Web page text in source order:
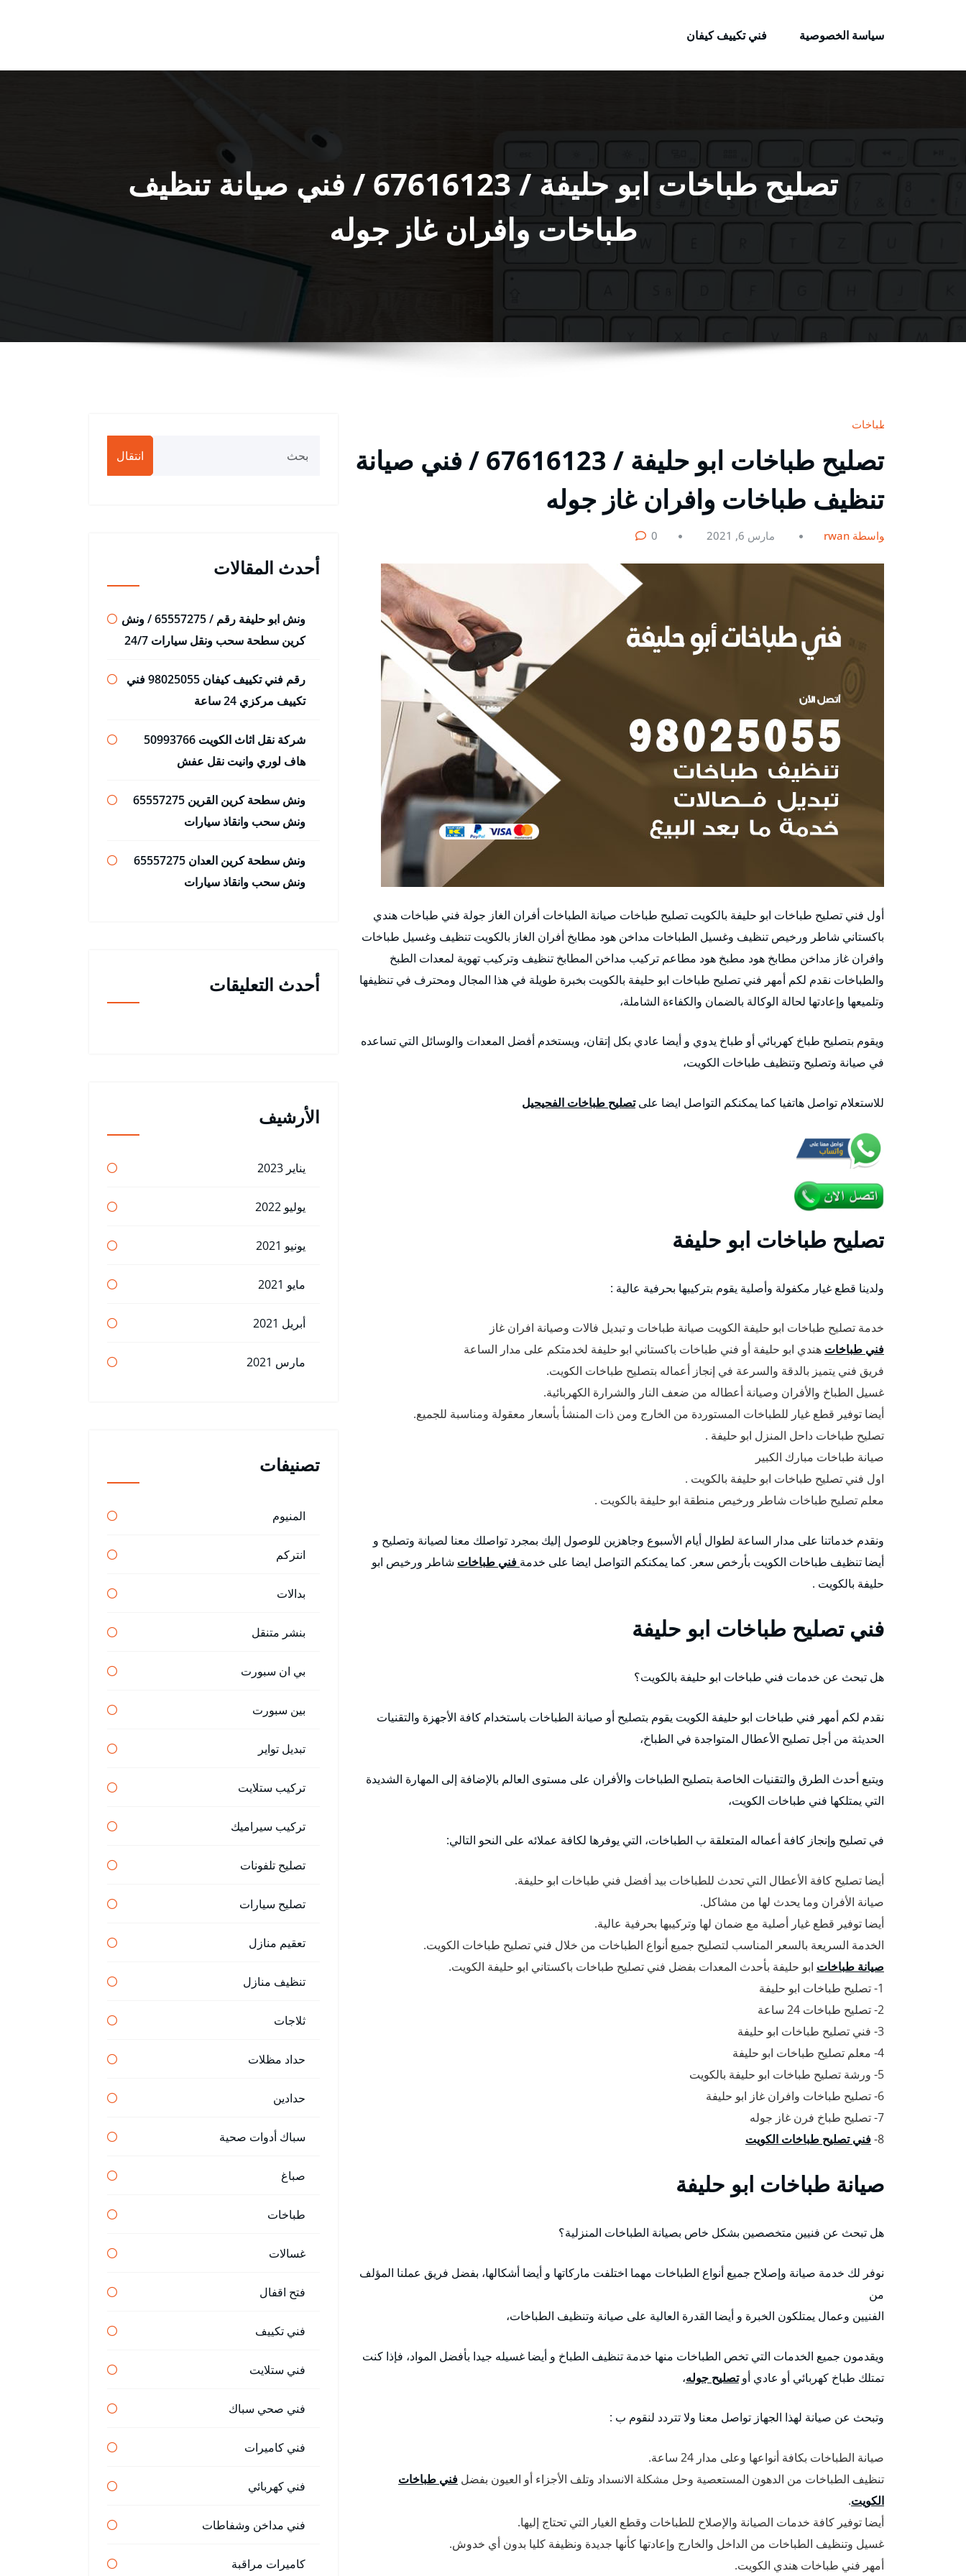
سياسة الخصوصية
فني تكييف كيفان
تصليح طباخات ابو حليفة / 67616123 / فني صيانة تنظيف
طباخات وافران غاز جوله
طباخات
تصليح طباخات ابو حليفة / 67616123 / فني صيانة
تنظيف طباخات وافران غاز جوله
بواسطة rwan مارس 6, 2021 0
أول فني تصليح طباخات ابو حليفة بالكويت تصليح طباخات صيانة الطباخات أفران الغاز جولة فني طباخات هندي
باكستاني شاطر ورخيص تنظيف وغسيل الطباخات مداخن هود مطابخ أفران الغاز بالكويت تنظيف وغسيل طباخات
وافران غاز مداخن مطابخ هود مطبخ هود مطاعم تركيب مداخن المطابخ تنظيف وتركيب تهوية لمعدات الطبخ
والطباخات نقدم لكم أمهر فني تصليح طباخات ابو حليفة بالكويت بخبرة طويلة في هذا المجال ومحترف في تنظيفها
وتلميعها وإعادتها لحالة الوكالة بالضمان والكفاءة الشاملة،
ويقوم بتصليح طباخ كهربائي أو طباخ يدوي و أيضا عادي بكل إتقان، ويستخدم أفضل المعدات والوسائل التي تساعده
في صيانة وتصليح وتنظيف طباخات الكويت،
للاستعلام تواصل هاتفيا كما يمكنكم التواصل ايضا علىتصليح طباخات الفحيحيل
تصليح طباخات ابو حليفة
ولدينا قطع غيار مكفولة وأصلية يقوم بتركيبها بحرفية عالية :
خدمة تصليح طباخات ابو حليفة الكويت صيانة طباخات و تبديل فالات وصيانة افران غاز
فني طباخات هندي ابو حليفة أو فني طباخات باكستاني ابو حليفة لخدمتكم على مدار الساعة
فريق فني يتميز بالدقة والسرعة في إنجاز أعماله بتصليح طباخات الكويت.
غسيل الطباخ والأفران وصيانة أعطاله من ضعف النار والشرارة الكهربائية.
أيضا توفير قطع غيار للطباخات المستوردة من الخارج ومن ذات المنشأ بأسعار معقولة ومناسبة للجميع.
تصليح طباخات داحل المنزل ابو حليفة .
صيانة طباخات مبارك الكبير
اول فني تصليح طباخات ابو حليفة بالكويت .
معلم تصليح طباخات شاطر ورخيص منطقة ابو حليفة بالكويت .
ونقدم خدماتنا على مدار الساعة لطوال أيام الأسبوع وجاهزين للوصول إليك بمجرد تواصلك معنا لصيانة وتصليح و
أيضا تنظيف طباخات الكويت بأرخص سعر. كما يمكنكم التواصل ايضا على خدمة فني طباخات شاطر ورخيص ابو
حليفة بالكويت .
فني تصليح طباخات ابو حليفة
هل تبحث عن خدمات فني طباخات ابو حليفة بالكويت؟
نقدم لكم أمهر فني طباخات ابو حليفة الكويت يقوم بتصليح أو صيانة الطباخات باستخدام كافة الأجهزة والتقنيات
الحديثة من أجل تصليح الأعطال المتواجدة في الطباخ،
ويتبع أحدث الطرق والتقنيات الخاصة بتصليح الطباخات والأفران على مستوى العالم بالإضافة إلى المهارة الشديدة
التي يمتلكها فني طباخات الكويت،
في تصليح وإنجاز كافة أعماله المتعلقة ب الطباخات، التي يوفرها لكافة عملائه على النحو التالي:
أيضا تصليح كافة الأعطال التي تحدث للطباخات بيد أفضل فني طباخات ابو حليفة.
صيانة الأفران وما يحدث لها من مشاكل.
أيضا توفير قطع غيار أصلية مع ضمان لها وتركيبها بحرفية عالية.
الخدمة السريعة بالسعر المناسب لتصليح جميع أنواع الطباخات من خلال فني تصليح طباخات الكويت.
صيانة طباخات ابو حليفة بأحدث المعدات بفضل فني تصليح طباخات باكستاني ابو حليفة الكويت.
1- تصليح طباخات ابو حليفة
2- تصليح طباخات 24 ساعة
3- فني تصليح طباخات ابو حليفة
4- معلم تصليح طباخات ابو حليفة
5- ورشة تصليح طباخات ابو حليفة بالكويت
6- تصليح طباخات وافران غاز ابو حليفة
7- تصليح طباخ فرن غاز جوله
8- فني تصليح طباخات الكويت
صيانة طباخات ابو حليفة
هل تبحث عن فنيين متخصصين بشكل خاص بصيانة الطباخات المنزلية؟
نوفر لك خدمة صيانة وإصلاح جميع أنواع الطباخات مهما اختلفت ماركاتها و أيضا أشكالها، بفضل فريق عملنا المؤلف
من
الفنيين وعمال يمتلكون الخبرة و أيضا القدرة العالية على صيانة وتنظيف الطباخات،
ويقدمون جميع الخدمات التي تخص الطباخات منها خدمة تنظيف الطباخ و أيضا غسيله جيدا بأفضل المواد، فإذا كنت
تمتلك طباخ كهربائي أو عادي أوتصليح جوله،
وتبحث عن صيانة لهذا الجهاز تواصل معنا ولا تتردد لنقوم ب :
صيانة الطباخات بكافة أنواعها وعلى مدار 24 ساعة.
تنظيف الطباخات من الدهون المستعصية وحل مشكلة الانسداد وتلف الأجزاء أو العيون بفضل فني طباخات
الكويت.
أيضا توفير كافة خدمات الصيانة والإصلاح للطباخات وقطع الغيار التي تحتاج إليها.
غسيل وتنظيف الطباخات من الداخل والخارج وإعادتها كأنها جديدة ونظيفة كليا بدون أي خدوش.
أمهر فني طباخات هندي الكويت.
انتقال
أحدث المقالات
ونش ابو حليفة رقم / 65557275 / ونش
كرين سطحة سحب ونقل سيارات 24/7
رقم فني تكييف كيفان 98025055 فني
تكييف مركزي 24 ساعة
شركة نقل اثاث الكويت 50993766
هاف لوري وانيت نقل عفش
ونش سطحة كرين القرين 65557275
ونش سحب وانقاذ سيارات
ونش سطحة كرين العدان 65557275
ونش سحب وانقاذ سيارات
أحدث التعليقات
الأرشيف
يناير 2023
يوليو 2022
يونيو 2021
مايو 2021
أبريل 2021
مارس 2021
تصنيفات
المنيوم
انتركم
بدالات
بنشر متنقل
بي ان سبورت
بين سبورت
تبديل تواير
تركيب ستلايت
تركيب سيراميك
تصليح تلفونات
تصليح سيارات
تعقيم منازل
تنظيف منازل
ثلاجات
حداد مظلات
حدادين
سباك أدوات صحية
صباغ
طباخات
غسالات
فتح اقفال
فني تكييف
فني ستلايت
فني صحي سباك
فني كاميرات
فني كهربائي
فني مداخن وشفاطات
كاميرات مراقبة